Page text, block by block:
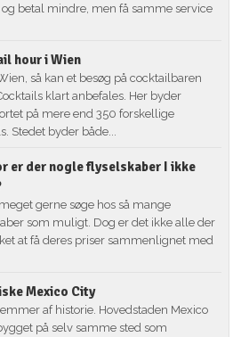
betal mindre, men få samme service
hour i Wien
så kan et besøg på cocktailbaren
klart anbefales. Her byder
på mere end 350 forskellige
Stedet byder både...
er der nogle flyselskaber I ikke
gerne søge hos så mange
som muligt. Dog er det ikke alle der
at få deres priser sammenlignet med
Mexico City
af historie. Hovedstaden Mexico
på selv samme sted som